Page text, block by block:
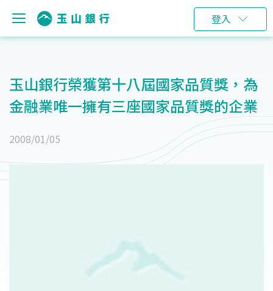
登入
玉山銀行榮獲第十八屆國家品質獎，為
金融業唯一擁有三座國家品質獎的企業
2008/01/05